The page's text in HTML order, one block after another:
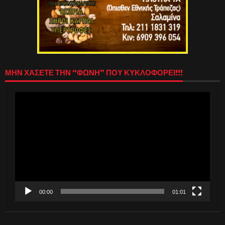
ΜΗΝ ΧΑΣΕΤΕ ΤΗΝ “ΦΩΝΗ” ΠΟΥ ΚΥΚΛΟΦΟΡΕΙ!!!
00:00 01:01